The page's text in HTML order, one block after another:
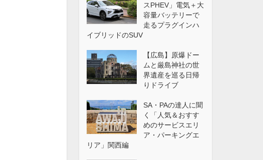
スPHEV」電気＋大
容量バッテリーで
走るプラグインハ
イブリッドのSUV
【広島】原爆ドー
ムと厳島神社の世
界遺産を巡る日帰
りドライブ
SA・PAの達人に聞
く「人気＆おすす
めのサービスエリ
ア・パーキングエ
リア」関西編